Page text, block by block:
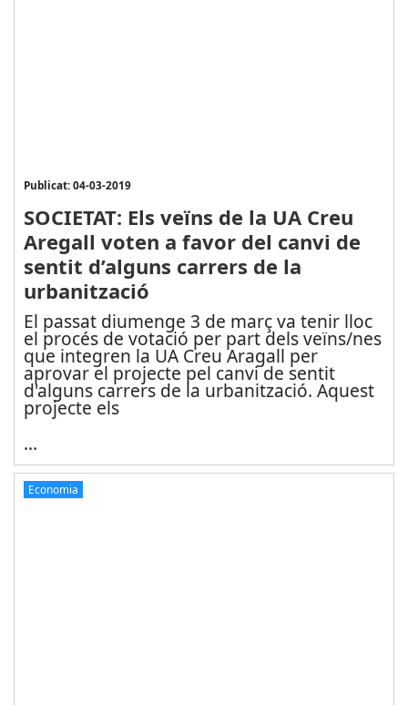
Publicat: 04-03-2019
SOCIETAT: Els veïns de la UA Creu
Aregall voten a favor del canvi de
sentit d’alguns carrers de la
urbanització
El passat diumenge 3 de març va tenir lloc
el procés de votació per part dels veïns/nes
que integren la UA Creu Aragall per
aprovar el projecte pel canvi de sentit
d'alguns carrers de la urbanització. Aquest
projecte els
...
Economia